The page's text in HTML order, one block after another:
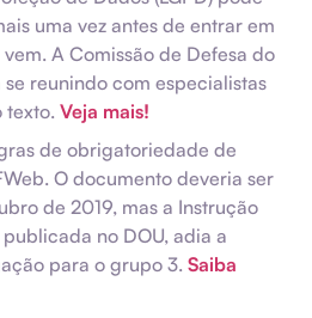
uma vez antes de entrar em
A Comissão de Defesa do
reunindo com especialistas
texto. Veja mais!
de obrigatoriedade de
O documento deveria ser
de 2019, mas a Instrução
no DOU, adia a
para o grupo 3. Saiba